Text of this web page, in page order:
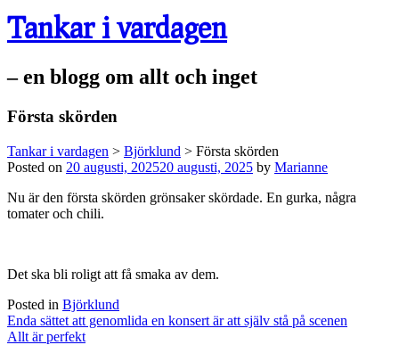
Tankar i vardagen
– en blogg om allt och inget
Första skörden
Tankar i vardagen > Björklund > Första skörden
Posted on 20 augusti, 202520 augusti, 2025 by Marianne
Nu är den första skörden grönsaker skördade. En gurka, några
tomater och chili.
Det ska bli roligt att få smaka av dem.
Posted in Björklund
Post
navigation
Enda sättet att genomlida en konsert är att själv stå på scenen
Allt är perfekt